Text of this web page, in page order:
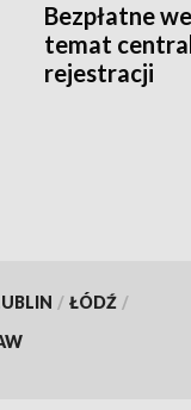
Bezpłatne
temat
rejestracji
/ ŁÓDŹ /